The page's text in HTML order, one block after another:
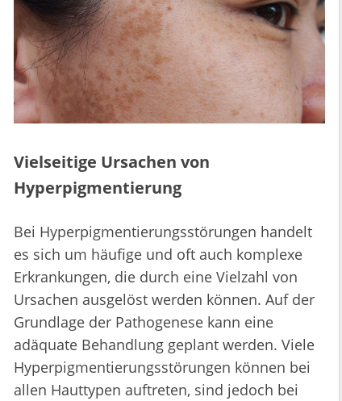
Vielseitige Ursachen von
Hyperpigmentierung
Bei Hyperpigmentierungsstörungen handelt
es sich um häufige und oft auch komplexe
Erkrankungen, die durch eine Vielzahl von
Ursachen ausgelöst werden können. Auf der
Grundlage der Pathogenese kann eine
adäquate Behandlung geplant werden. Viele
Hyperpigmentierungsstörungen können bei
allen Hauttypen auftreten, sind jedoch bei